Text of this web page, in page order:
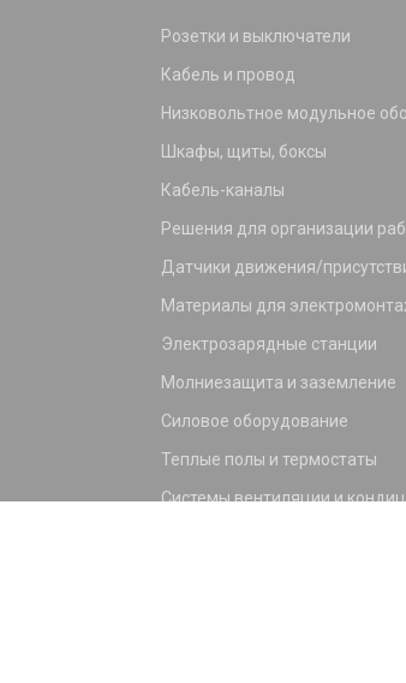
Розетки и выключатели
Кабель и провод
Низковольтное модульное
Шкафы, щиты, боксы
Кабель-каналы
Решения для организации
Датчики движения/
Материалы для
Электрозарядные станции
Молниезащита и заземление
Силовое оборудование
Теплые полы и термостаты
Системы вентиляции и